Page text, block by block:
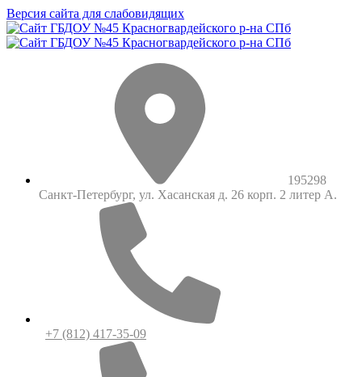
Версия сайта для слабовидящих
195298
Санкт-Петербург, ул. Хасанская д. 26 корп. 2 литер А.
+7 (812) 417-35-09